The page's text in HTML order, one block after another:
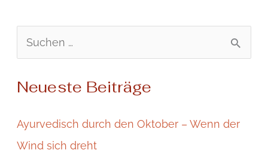
c
Neueste Beiträge
Ayurvedisch durch den Oktober – Wenn der
Wind sich dreht